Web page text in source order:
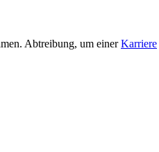
Abtreibung, um einerKarriere